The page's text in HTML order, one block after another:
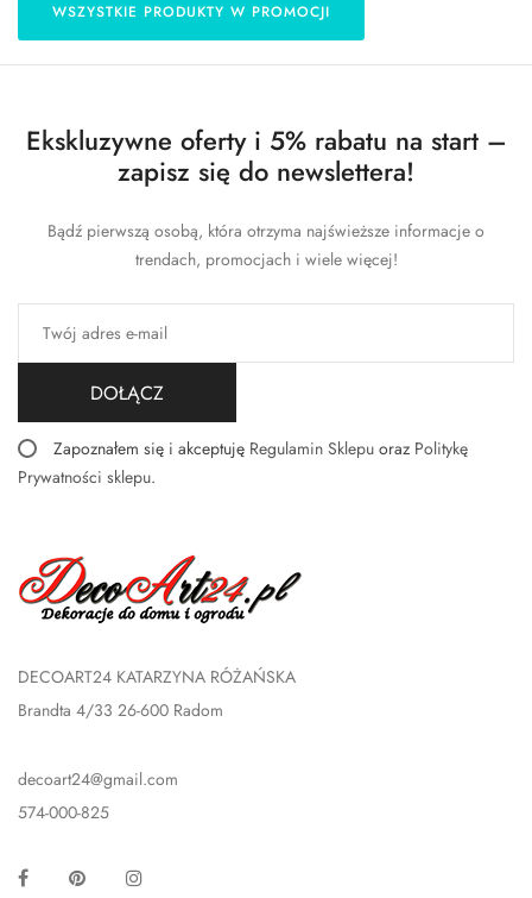
WSZYSTKIE PRODUKTY W PROMOCJI
Ekskluzywne oferty i 5% rabatu na start –
zapisz się do newslettera!
Bądź pierwszą osobą, która otrzyma najświeższe informacje o
trendach, promocjach i wiele więcej!
DOŁĄCZ
Zapoznałem się i akceptuję Regulamin Sklepu oraz Politykę
Prywatności sklepu.
DECOART24 KATARZYNA RÓŻAŃSKA
Brandta 4/33 26-600 Radom
decoart24@gmail.com
574-000-825
Facebook Pinterest